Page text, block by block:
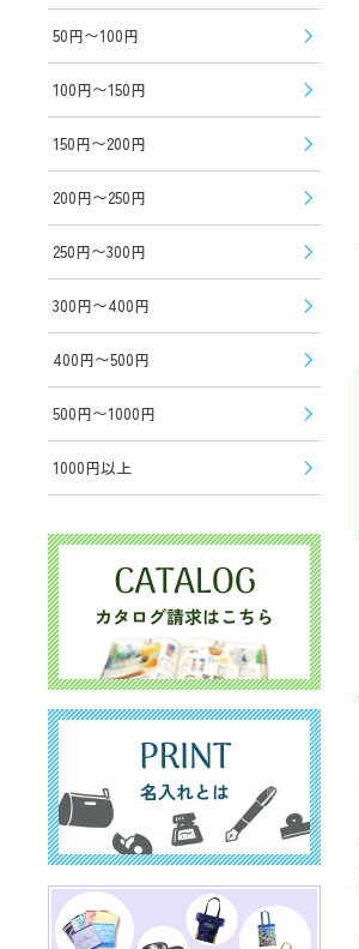
50円〜100円
100円〜150円
150円〜200円
200円〜250円
250円〜300円
300円〜400円
400円〜500円
500円〜1000円
1000円以上